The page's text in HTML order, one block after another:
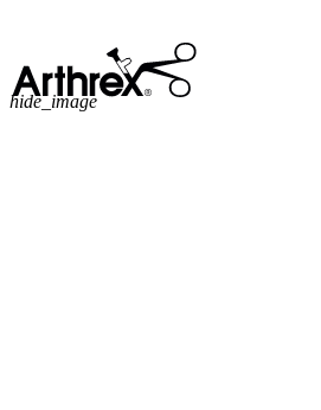
hide_image